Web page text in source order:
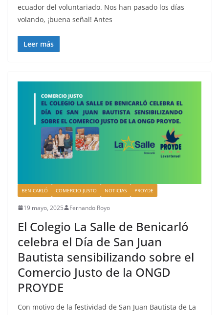
ecuador del voluntariado. Nos han pasado los días
volando, ¡buena señal! Antes
Leer más
BENICARLÓ COMERCIO JUSTO NOTICIAS PROYDE
19 mayo, 2025 Fernando Royo
El Colegio La Salle de Benicarló
celebra el Día de San Juan
Bautista sensibilizando sobre el
Comercio Justo de la ONGD
PROYDE
Con motivo de la festividad de San Juan Bautista de La